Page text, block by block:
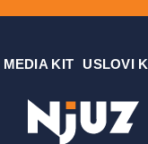
MEDIA KIT USLOVI